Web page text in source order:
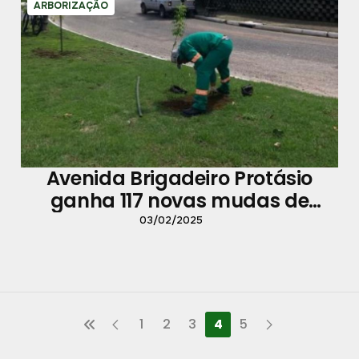
ARBORIZAÇÃO
Avenida Brigadeiro Protásio
ganha 117 novas mudas de
árvores
03/02/2025
1 2 3 4 5